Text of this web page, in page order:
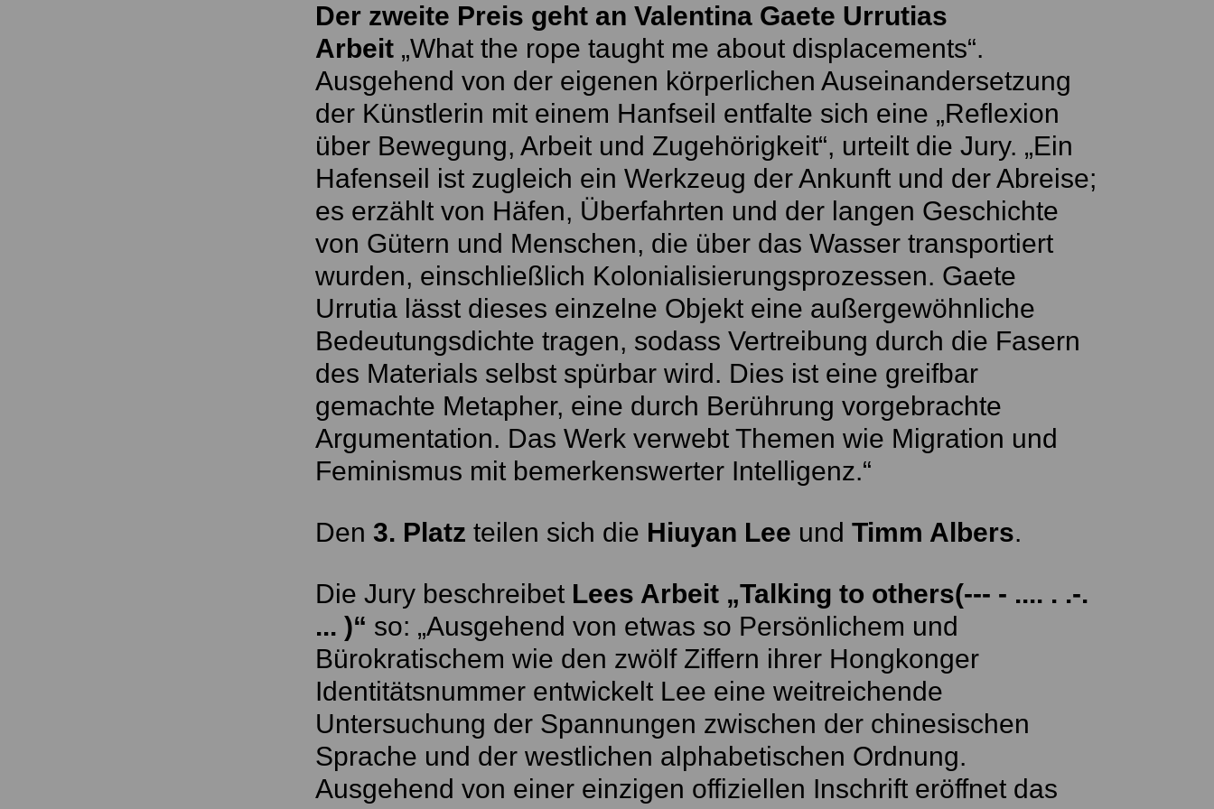
Der zweite Preis geht an Valentina Gaete Urrutias
Arbeit „What the rope taught me about displacements“.
Ausgehend von der eigenen körperlichen Auseinandersetzung
der Künstlerin mit einem Hanfseil entfalte sich eine „Reflexion
über Bewegung, Arbeit und Zugehörigkeit“, urteilt die Jury. „Ein
Hafenseil ist zugleich ein Werkzeug der Ankunft und der Abreise;
es erzählt von Häfen, Überfahrten und der langen Geschichte
von Gütern und Menschen, die über das Wasser transportiert
wurden, einschließlich Kolonialisierungsprozessen. Gaete
Urrutia lässt dieses einzelne Objekt eine außergewöhnliche
Bedeutungsdichte tragen, sodass Vertreibung durch die Fasern
des Materials selbst spürbar wird. Dies ist eine greifbar
gemachte Metapher, eine durch Berührung vorgebrachte
Argumentation. Das Werk verwebt Themen wie Migration und
Feminismus mit bemerkenswerter Intelligenz.“
Den 3. Platz teilen sich die Hiuyan Lee und Timm Albers.
Die Jury beschreibet Lees Arbeit „Talking to others(--- - .... . .-.
... )“ so: „Ausgehend von etwas so Persönlichem und
Bürokratischem wie den zwölf Ziffern ihrer Hongkonger
Identitätsnummer entwickelt Lee eine weitreichende
Untersuchung der Spannungen zwischen der chinesischen
Sprache und der westlichen alphabetischen Ordnung.
Ausgehend von einer einzigen offiziellen Inschrift eröffnet das